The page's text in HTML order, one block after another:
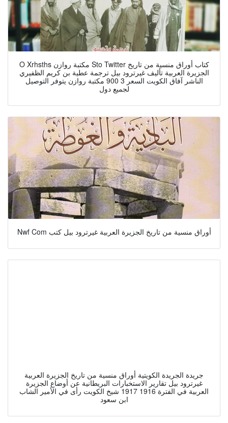
O Xrhsths مكتبة روازن Sto Twitter كتاب أوراق منسية من تاريخ
الجزيرة العربية تأليف غيرترود بيل ترجمة عطية بن كريم الظفيري
الناشر آفاق الكويت السعر 3 900 مكتبة روازن يتوفر التوصيل
لجميع دول
Nwf Com أوراق منسية من تاريخ الجزيرة العربية غيرترود بيل كتب
جريدة الجريدة الكويتية أوراق منسية من تاريخ الجزيرة العربية
غيرترود بيل تقارير الاستخبارات البريطانية عن أوضاع الجزيرة
العربية في الفترة 1916 1917 شيخ الكويت رأى في الأمير الشاب
ابن سعود